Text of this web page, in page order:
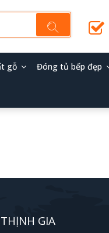
gỗ Đóng tủ bếp đẹp
GIA